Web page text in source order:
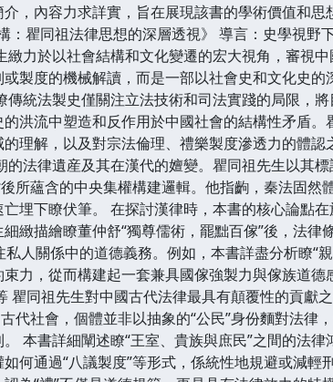
，內容力求詳實，旨在展現該書的學術價值和思
瞿同祖法律思想的深層透視》 導言：史學視野
力於以社會結構和文化變遷的宏大視角，審視
製度的機械解讀，而是一部以社會史和文化史的
統法製史僅關注立法技術和司法實踐的局限，
洪流中塑造和反作用於中國社會的結構性矛盾。
理解，以及對宗法倫理、禮樂製度滲透力的體認
法律遺産及其在漢代的嬗變。瞿同祖先生以其
所蘊含的中央集權構建邏輯。他指齣，秦法固然
埋下瞭伏筆。 在探討漢律時，本書的核心論點在
緻描繪瞭董仲舒“獨尊儒術，罷黜百傢”後，法律
人關係中的道德義務。例如，本書詳盡分析瞭“
力，從而構建起一套兼具國傢強製力與傢族道德
同祖先生對中國古代法律最具有顛覆性的貢獻
代社會，個體並非以抽象的“公民”身份麵對法律
本書詳細闡述瞭“王室、貴族與庶民”之間的法律
何通過“八議製度”等形式，係統性地規避或減輕